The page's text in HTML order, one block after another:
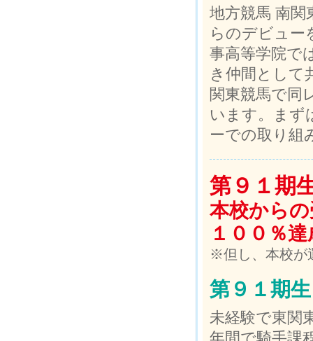
地方競馬 南関
らのデビュー
事高等学院で
き仲間として
関東競馬で同
います。まず
ーでの取り組
第９１期
本校から
１００％達
※但し、本校が
第９１期生
未経験で東関